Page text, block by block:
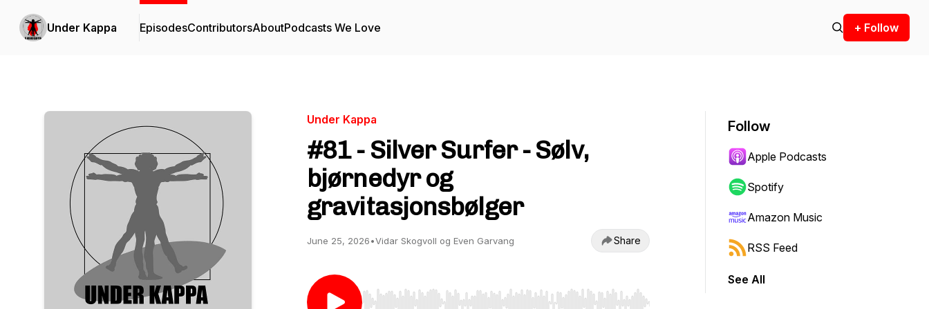
Under Kappa EpisodesContributorsAboutPodcasts We Love + Follow
Under Kappa
#81 - Silver Surfer - Sølv,
bjørnedyr og
gravitasjonsbølger
June 25, 2026•Vidar Skogvoll og Even Garvang Share
Follow
Apple Podcasts
Spotify
Amazon Music
RSS Feed
See All